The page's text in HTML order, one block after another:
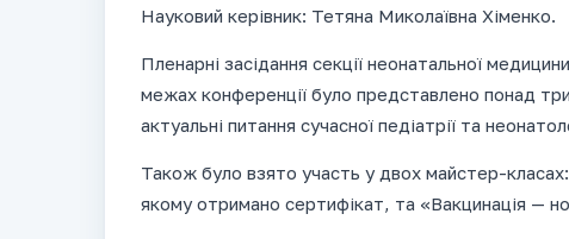
Науковий керівник: Тетяна Миколаївна Хіменко.
Пленарні засідання секції неонатальної
межах конференції було представлено понад
актуальні питання сучасної педіатрії та
Також було взято участь у двох майстер-
якому отримано сертифікат, та «Вакцинація —